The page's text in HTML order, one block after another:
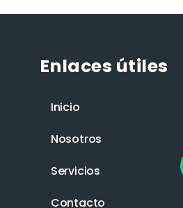
Enlaces útiles
Inicio
Nosotros
Servicios
Contacto